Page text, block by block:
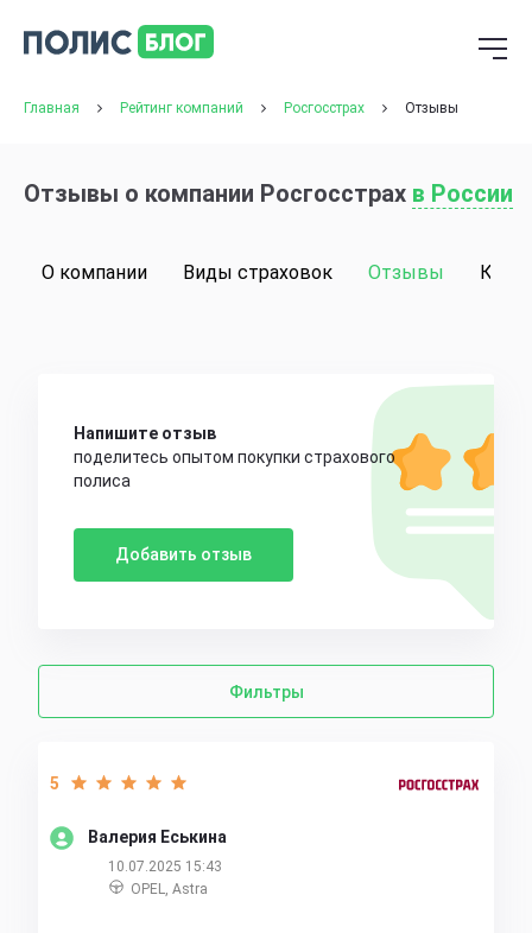
Главная Рейтинг компаний Росгосстрах Отзывы
Отзывы о компании Росгосстрах в России
О компании Виды страховок Отзывы
Валерия Еськина
5
10.07.2025 15:43
OPEL, Astra
Напишите отзыв
поделитесь опытом покупки страхового
полиса
Добавить отзыв
Фильтры